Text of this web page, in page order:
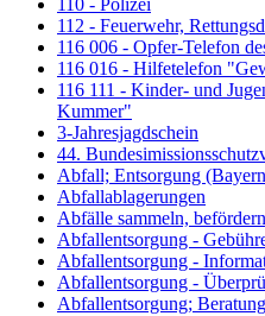
110 - Polizei
112 - Feuerwehr,
116 006 - Opfer-Telefon
116 016 - Hilfetelefon
116 111 - Kinder- und
Kummer"
3-Jahresjagdschein
44.
Abfall; Entsorgung
Abfallablagerungen
Abfälle sammeln,
Abfallentsorgung -
Abfallentsorgung -
Abfallentsorgung -
Abfallentsorgung;